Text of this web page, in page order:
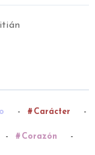
- Carácter -
- Corazón -